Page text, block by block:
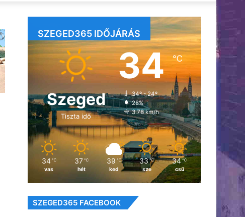
SZEGED365 IDŐJÁRÁS
Szeged
Tiszta idő
34℃
34º - 24º
28%
3.78 km/h
34 ℃
vas
37 ℃
hét
39 ℃
ked
33 ℃
sze
34 ℃
csü
SZEGED365 FACEBOOK